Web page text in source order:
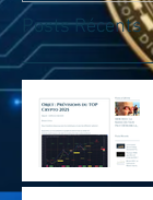
Posts Récents